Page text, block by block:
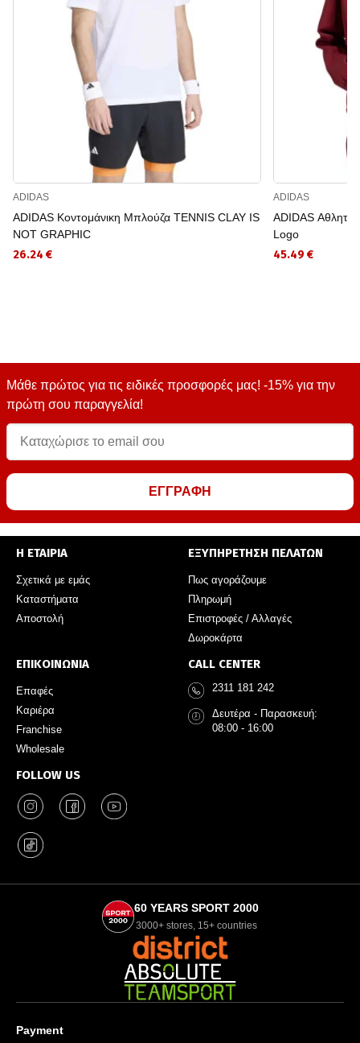
ADIDAS
ADIDAS Κοντομάνικη Μπλούζα TENNIS CLAY IS
NOT GRAPHIC
26.24 €
ADIDAS
ADIDAS
Logo
45.49 €
Μάθε πρώτος για τις ειδικές προσφορές μας! -15% για την
πρώτη σου παραγγελία!
ΕΓΓΡΑΦΗ
Η ΕΤΑΙΡΙΑ
Σχετικά με εμάς
Καταστήματα
Αποστολή
ΕΞΥΠΗΡΕΤΗΣΗ ΠΕΛΑΤΩΝ
Πως αγοράζουμε
Πληρωμή
Επιστροφές / Αλλαγές
Δωροκάρτα
ΕΠΙΚΟΙΝΩΝΙΑ
Επαφές
Καριέρα
Franchise
Wholesale
FOLLOW US
CALL CENTER
2311 181 242
Δευτέρα - Παρασκευή:
08:00 - 16:00
60 YEARS SPORT 2000
3000+ stores, 15+ countries
Payment